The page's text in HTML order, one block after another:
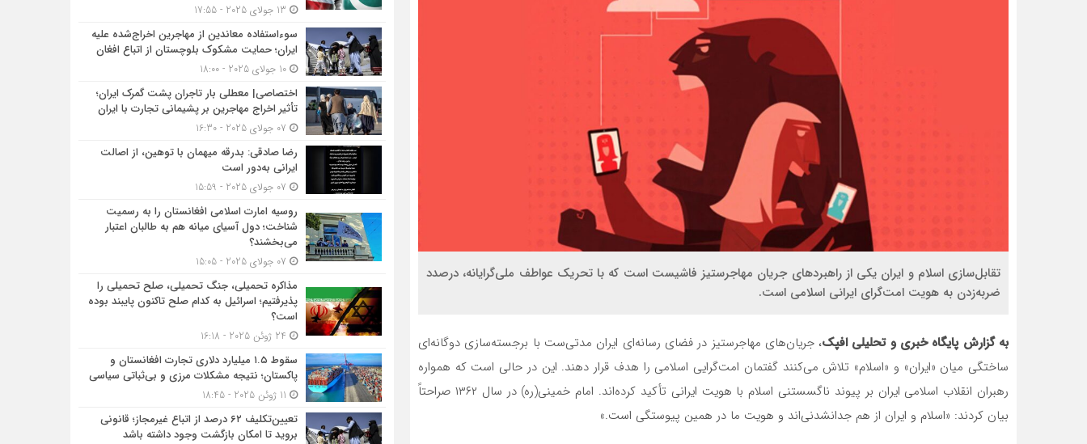
تقابل‌سازی اسلام و ایران یکی از راهبردهای جریان مهاجرستیز فاشیست است که با تحریک عواطف ملی‌گرایانه، درصدد
ضربه‌زدن به هویت امت‌گرای ایرانی اسلامی است.
به گزارش پایگاه خبری و تحلیلی افپک، جریان‌های مهاجرستیز در فضای رسانه‌ای ایران مدتی‌ست با برجسته‌سازی دوگانه‌ای
ساختگی میان «ایران» و «اسلام» تلاش می‌کنند گفتمان امت‌گرایی اسلامی را هدف قرار دهند. این در حالی است که همواره
رهبران انقلاب اسلامی ایران بر پیوند ناگسستنی اسلام با هویت ایرانی تأکید کرده‌اند. امام خمینی(ره) در سال ۱۳۶۲ صراحتاً
بیان کردند: «اسلام و ایران از هم جدانشدنی‌اند و هویت ما در همین پیوستگی است.»
سوءاستفاده معاندین از مهاجرین اخراج‌شده علیه
ایران؛ حمایت مشکوک بلوچستان از اتباع افغان
10 جولای 2025 - 18:00
اختصاصی| معطلی بار تاجران پشت گمرک ایران؛
تأثیر اخراج مهاجرین بر پشیمانی تجارت با ایران
رضا صادقی: بدرقه میهمان با توهین، از اصالت
ایرانی به‌دور است
روسیه امارت اسلامی افغانستان را به رسمیت
شناخت؛ دول آسیای میانه هم به طالبان اعتبار
می‎‌بخشند؟
مذاکره تحمیلی، جنگ تحمیلی، صلح تحمیلی را
پذیرفتیم؛ اسرائیل به کدام صلح تاکنون پایبند بوده
است؟
سقوط ۱.۵ میلیارد دلاری تجارت افغانستان و
پاکستان؛ نتیجه مشکلات مرزی و بی‌ثباتی سیاسی
تعیین‌تکلیف ۶۲ درصد از اتباع غیرمجاز؛ قانونی
بروید تا امکان بازگشت وجود داشته باشد